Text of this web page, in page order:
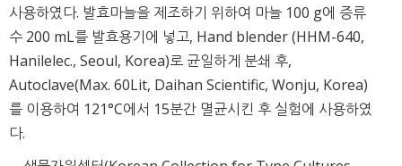
사용하였다. 발효마늘을 제조하기 위하여 마늘 100 g에 증류
수 200 mL를 발효용기에 넣고, Hand blender (HHM-640,
Hanilelec., Seoul, Korea)로 균일하게 분쇄 후,
Autoclave(Max. 60Lit, Daihan Scientific, Wonju, Korea)
를 이용하여 121°C에서 15분간 멸균시킨 후 실험에 사용하였
다.